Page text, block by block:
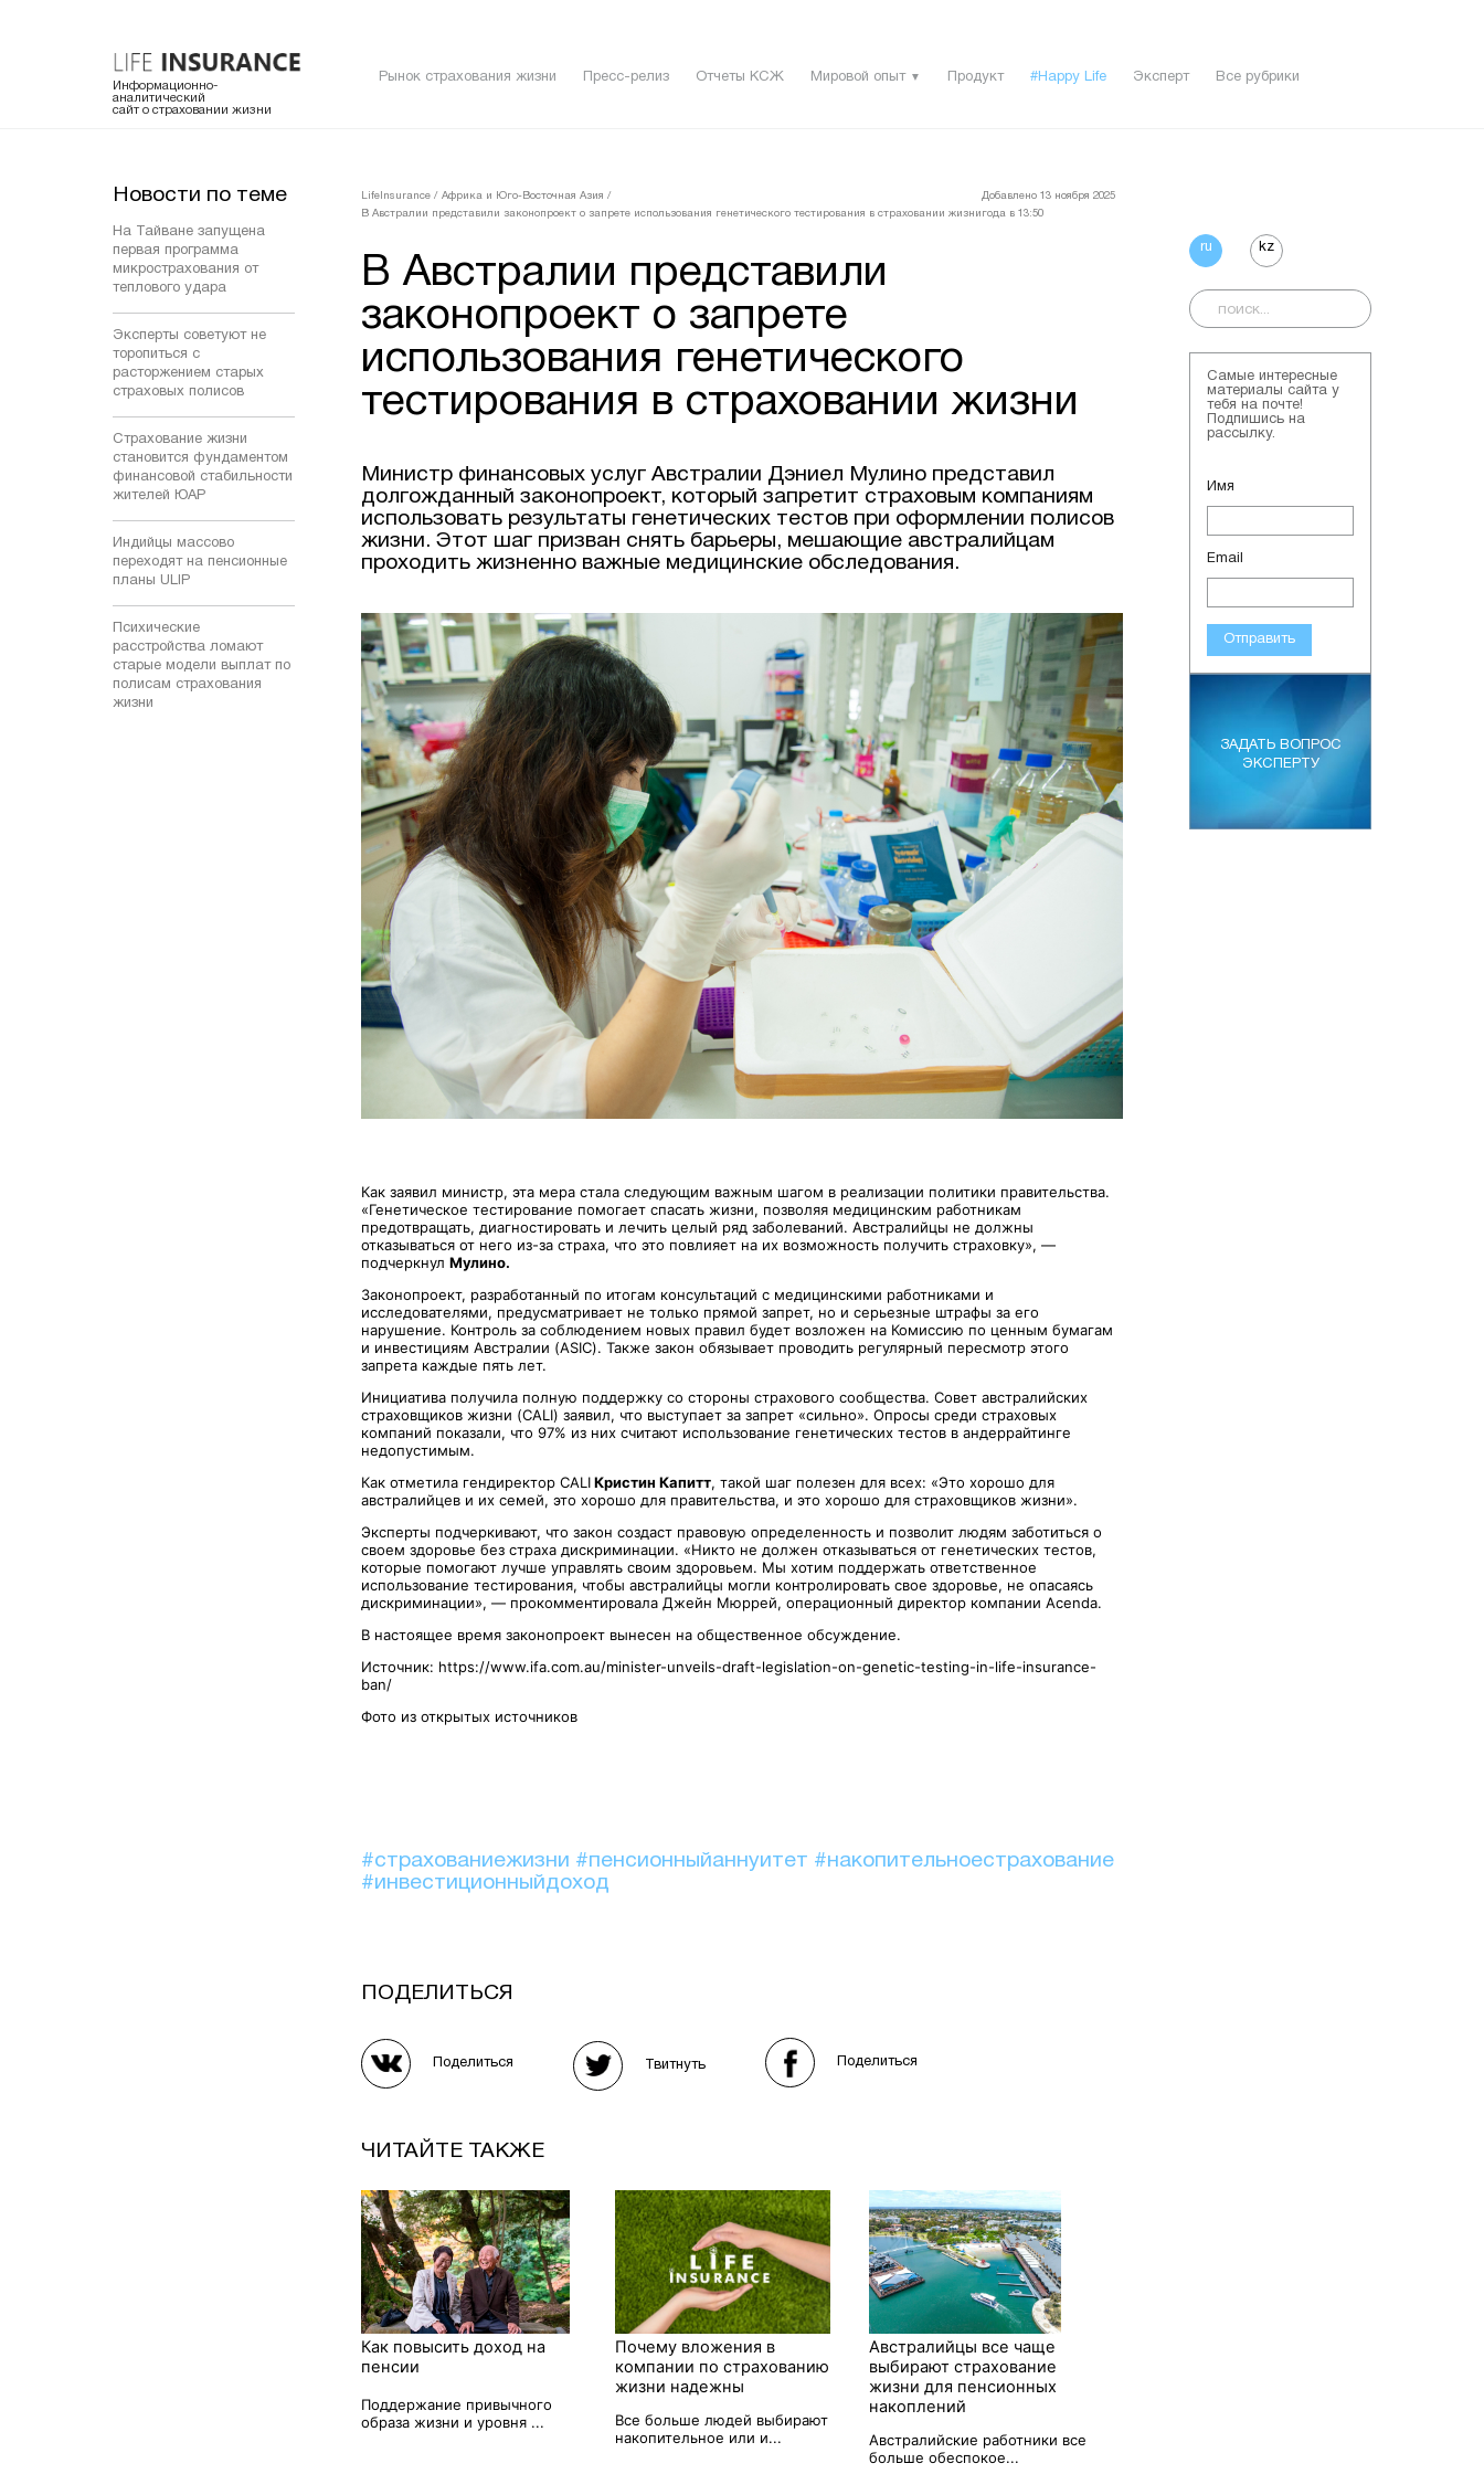
Информационно-
аналитический
сайт о страховании жизни
Рынок страхования жизни Пресс-релиз Отчеты КСЖ Мировой опыт ▼ Продукт #Happy Life Эксперт Все рубрики
Новости по теме
На Тайване запущена
первая программа
микрострахования от
теплового удара
Эксперты советуют не
торопиться с
расторжением старых
страховых полисов
Страхование жизни
становится фундаментом
финансовой стабильности
жителей ЮАР
Индийцы массово
переходят на пенсионные
планы ULIP
Психические
расстройства ломают
старые модели выплат по
полисам страхования
жизни
LifeInsurance / Африка и Юго-Восточная Азия /
В Австралии представили законопроект о запрете использования генетического тестирования в страховании жизни
Добавлено 13 ноября 2025
года в 13:50
В Австралии представили
законопроект о запрете
использования генетического
тестирования в страховании жизни
Министр финансовых услуг Австралии Дэниел Мулино представил
долгожданный законопроект, который запретит страховым компаниям
использовать результаты генетических тестов при оформлении полисов
жизни. Этот шаг призван снять барьеры, мешающие австралийцам
проходить жизненно важные медицинские обследования.
Как заявил министр, эта мера стала следующим важным шагом в реализации политики правительства.
«Генетическое тестирование помогает спасать жизни, позволяя медицинским работникам
предотвращать, диагностировать и лечить целый ряд заболеваний. Австралийцы не должны
отказываться от него из-за страха, что это повлияет на их возможность получить страховку», —
подчеркнул Мулино.
Законопроект, разработанный по итогам консультаций с медицинскими работниками и
исследователями, предусматривает не только прямой запрет, но и серьезные штрафы за его
нарушение. Контроль за соблюдением новых правил будет возложен на Комиссию по ценным бумагам
и инвестициям Австралии (ASIC). Также закон обязывает проводить регулярный пересмотр этого
запрета каждые пять лет.
Инициатива получила полную поддержку со стороны страхового сообщества. Совет австралийских
страховщиков жизни (CALI) заявил, что выступает за запрет «сильно». Опросы среди страховых
компаний показали, что 97% из них считают использование генетических тестов в андеррайтинге
недопустимым.
Как отметила гендиректор CALIКристин Капитт, такой шаг полезен для всех: «Это хорошо для
австралийцев и их семей, это хорошо для правительства, и это хорошо для страховщиков жизни».
Эксперты подчеркивают, что закон создаст правовую определенность и позволит людям заботиться о
своем здоровье без страха дискриминации. «Никто не должен отказываться от генетических тестов,
которые помогают лучше управлять своим здоровьем. Мы хотим поддержать ответственное
использование тестирования, чтобы австралийцы могли контролировать свое здоровье, не опасаясь
дискриминации», — прокомментировала Джейн Мюррей, операционный директор компании Acenda.
В настоящее время законопроект вынесен на общественное обсуждение.
Источник: https://www.ifa.com.au/minister-unveils-draft-legislation-on-genetic-testing-in-life-insurance-
ban/
Фото из открытых источников
#страхованиежизни #пенсионныйаннуитет #накопительноестрахование
#инвестиционныйдоход
ПОДЕЛИТЬСЯ
Поделиться Твитнуть Поделиться
ЧИТАЙТЕ ТАКЖЕ
Как повысить доход на
пенсии
Поддержание привычного
образа жизни и уровня ...
Почему вложения в
компании по страхованию
жизни надежны
Все больше людей выбирают
накопительное или и...
Австралийцы все чаще
выбирают страхование
жизни для пенсионных
накоплений
Австралийские работники все
больше обеспокое...
ru kz
Самые интересные
материалы сайта у
тебя на почте!
Подпишись на
рассылку.
Имя
Email
Отправить
ЗАДАТЬ ВОПРОС
ЭКСПЕРТУ